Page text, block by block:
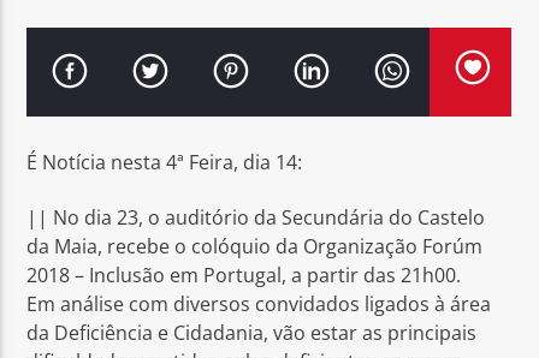
SE EU SOUBESSE (FEAT TONY CARREIRA)
É Notícia nesta 4ª Feira, dia 14:
|| No dia 23, o auditório da Secundária do Castelo
da Maia, recebe o colóquio da Organização Forúm
2018 – Inclusão em Portugal, a partir das 21h00.
Em análise com diversos convidados ligados à área
da Deficiência e Cidadania, vão estar as principais